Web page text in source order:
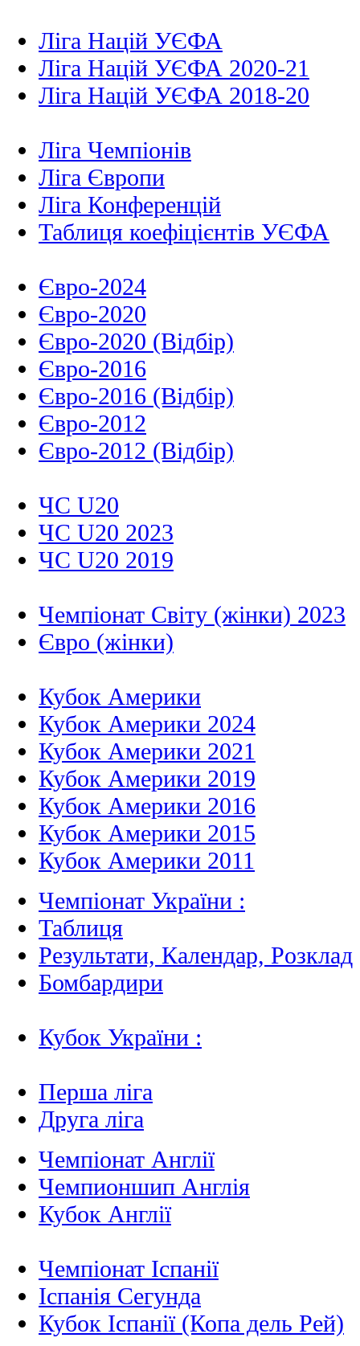
Ліга Націй УЄФА
Ліга Націй УЄФА 2020-21
Ліга Націй УЄФА 2018-20
Ліга Чемпіонів
Ліга Європи
Ліга Конференцій
Таблиця коефіцієнтів УЄФА
Євро-2024
Євро-2020
Євро-2020 (Відбір)
Євро-2016
Євро-2016 (Відбір)
Євро-2012
Євро-2012 (Відбір)
ЧС U20
ЧС U20 2023
ЧС U20 2019
Чемпіонат Світу (жінки) 2023
Євро (жінки)
Кубок Америки
Кубок Америки 2024
Кубок Америки 2021
Кубок Америки 2019
Кубок Америки 2016
Кубок Америки 2015
Кубок Америки 2011
Чемпіонат України :
Таблиця
Результати, Календар, Poзклад
Бомбардири
Кубок України :
Перша ліга
Друга ліга
Чемпіонат Англії
Чемпионшип Англія
Кубок Англії
Чемпіонат Іспанії
Іспанія Сегунда
Кубок Іспанії (Копа дель Рей)